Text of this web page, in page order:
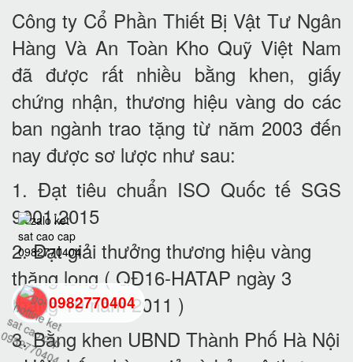
Công ty Cổ Phần Thiết Bị Vật Tư Ngân
Hàng Và An Toàn Kho Quỹ Việt Nam
đã được rất nhiều bằng khen, giấy
chứng nhận, thương hiệu vàng do các
ban ngành trao tặng từ năm 2003 đến
nay được sơ lược như sau:
1. Đạt tiêu chuẩn ISO Quốc tế SGS
9001:2015
2. Đạt giải thưởng thương hiệu vàng
thăng long ( QĐ16-HATAP ngày 3
tháng 10 năm 2011 )
3. Bằng khen UBND Thành Phố Hà Nội
0982770404
back